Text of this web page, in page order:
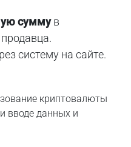
суммув
систему на сайте.
криптовалюты
вводе данных и